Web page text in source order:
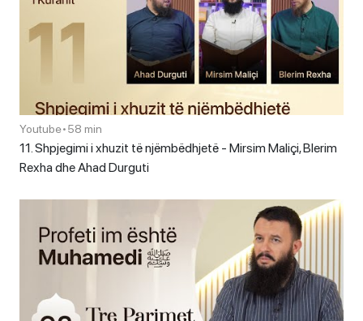
Youtube•58 min
11. Shpjegimi i xhuzit të njëmbëdhjetë - Mirsim Maliçi, Blerim
Rexha dhe Ahad Durguti